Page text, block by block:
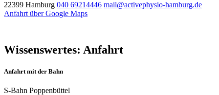
22399 Hamburg 040 69214446 mail@activephysio-hamburg.de
Anfahrt über Google Maps
Wissenswertes: Anfahrt
Anfahrt mit der Bahn
S-Bahn Poppenbüttel